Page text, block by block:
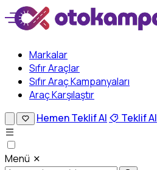
Markalar
Sıfır Araçlar
Sıfır Araç Kampanyaları
Araç Karşılaştır
Hemen Teklif Al Teklif Al
Menü